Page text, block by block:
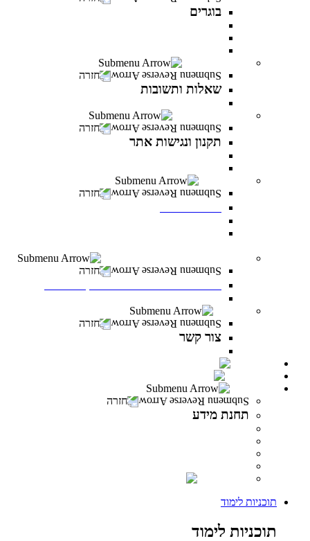
בוגרים
חזרה
שאלות ותשובות
חזרה
תקנון ונגישות אתר
חזרה
חזרה
חזרה
צור קשר
חזרה
תחנת מידע
תוכניות לימוד
תוכניות לימוד